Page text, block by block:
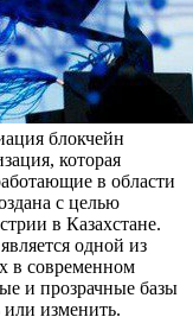
блокчейн
которая
в области
с целью
в Казахстане.
является одной из
в современном
и прозрачные базы
изменить.